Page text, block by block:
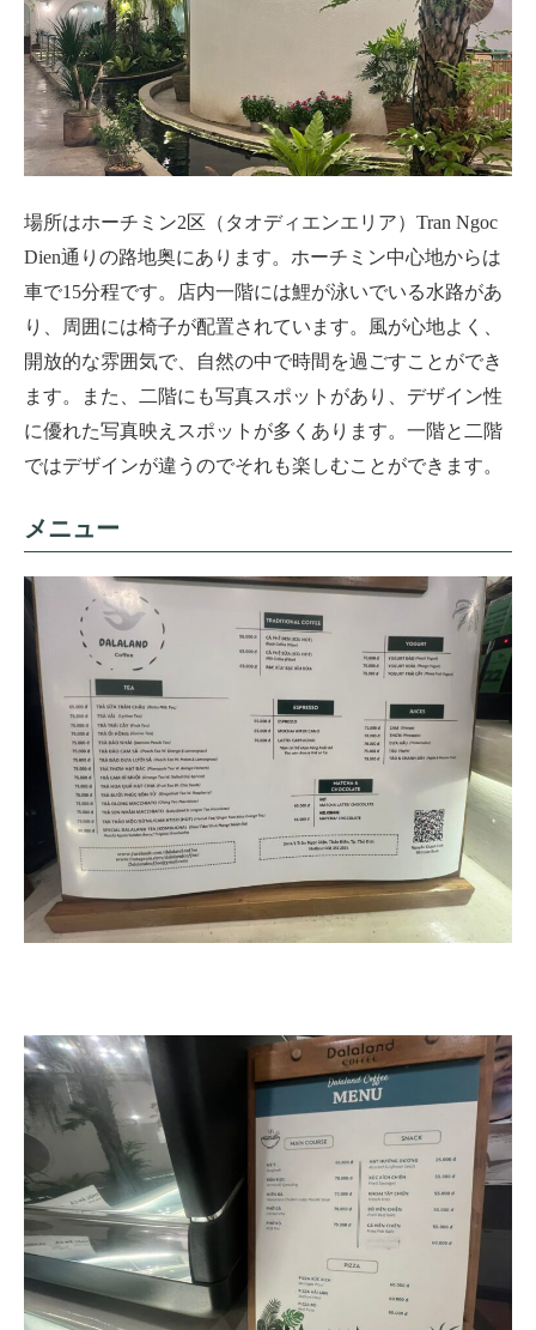
場所はホーチミン2区 （タオディエンエリア） Tran Ngoc
Dien通りの路地奥にあります。ホーチミン中心地からは
車で15分程です。店内一階には鯉が泳いでいる水路があ
り、周囲には椅子が配置されています。風が心地よく、
開放的な雰囲気で、自然の中で時間を過ごすことができ
ます。また、二階にも写真スポットがあり、デザイン性
に優れた写真映えスポットが多くあります。一階と二階
ではデザインが違うのでそれも楽しむことができます。
メニュー